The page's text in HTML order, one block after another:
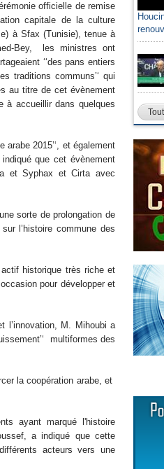
officielle de remise
capitale de la culture
à Sfax (Tunisie), tenue à
Bey, les ministres ont
‘‘des pans entiers
traditions communs’‘ qui
au titre de cet évènement
à accueillir dans quelques
arabe 2015’‘, et également
indiqué que cet évènement
et Syphax et Cirta avec
sorte de prolongation de
l’histoire commune des
actif historique très riche et
pour développer et
l’innovation, M. Mihoubi a
multiformes des
la coopération arabe, et
ayant marqué l'histoire
a indiqué que cette
acteurs vers une